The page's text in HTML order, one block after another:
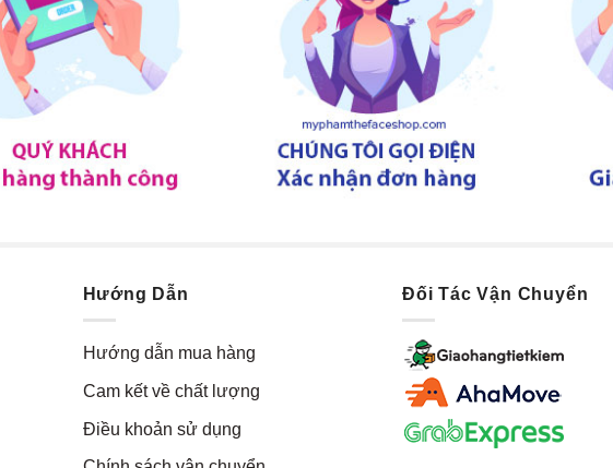
Hướng Dẫn
Hướng dẫn mua hàng
Cam kết về chất lượng
Điều khoản sử dụng
Đối Tác Vận Chuyển